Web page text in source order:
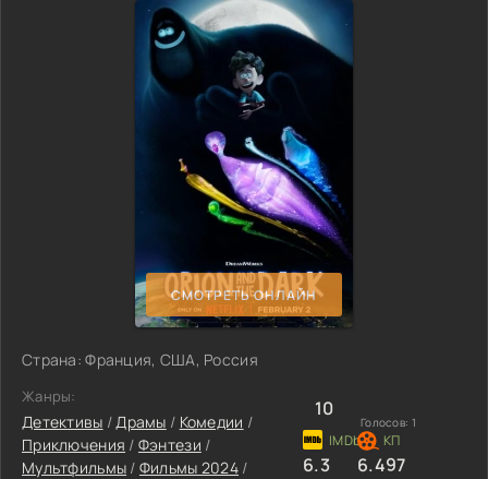
СМОТРЕТЬ ОНЛАЙН
Страна: Франция, США, Россия
Жанры:
Детективы /Драмы / Комедии /
Приключения / Фэнтези /
Мультфильмы / Фильмы 2024 /
10
Голосов: 1
6.3 6.497